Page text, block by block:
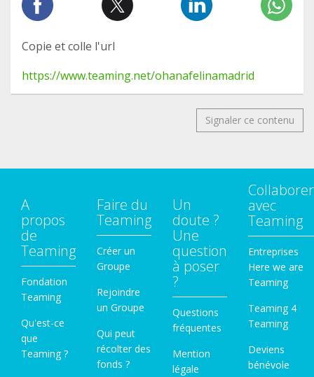
Copie et colle l'url
https://www.teaming.net/ohanafelinamadrid
Signaler ce contenu
A
propos
de
Teaming
Fondation
Teaming
Qu'est-ce
que
Teaming ?
Faire du
Teaming
Créer un
Groupe
Rejoindre
un Groupe
Qui peut
récolter des
fonds ?
Un
doute ?
Une
question
à poser
?
Questions
fréquentes
Mention
légale
Collaborer
avec
Teaming
Entreprises
Here we are
Teaming
Teaming 4
Teaming
Deviens
bénévole